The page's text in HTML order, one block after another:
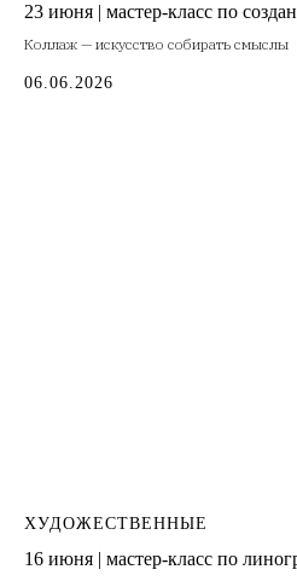
23 июня | мастер-класс по
Коллаж — искусство собирать смыслы
06.06.2026
ХУДОЖЕСТВЕННЫЕ
16 июня | мастер-класс по